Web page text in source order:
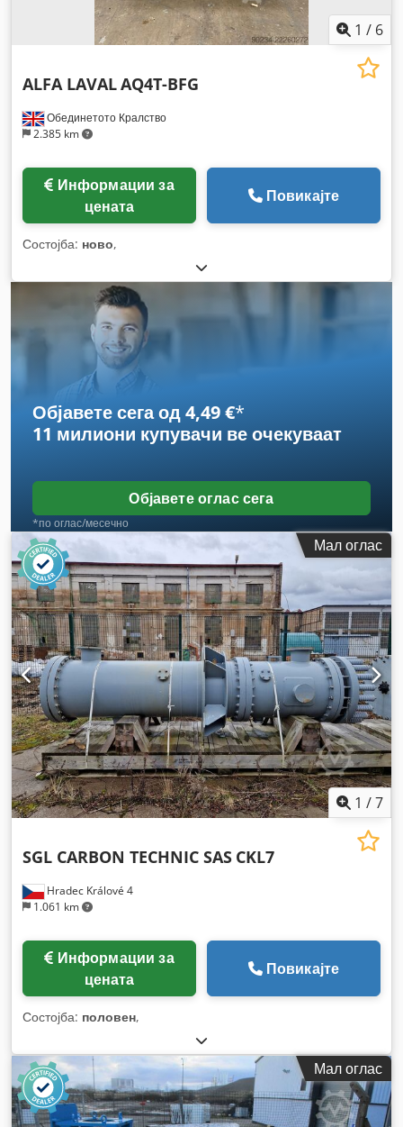
1 / 6
Обединетото Кралство
2.385 km
ALFA LAVALAQ4T-BFG
цената
Повикајте
Состојба: ново,
Објавете сега од 4,49 €*
11 милиони купувачи ве очекуваат
Објавете оглас сега
*по оглас/месечно
Мал оглас
1 /7
Hradec Králové 4
1.061 km
SGL CARBON TECHNIC SAS CKL7
цената
Повикајте
Состојба: половен,
Мал оглас